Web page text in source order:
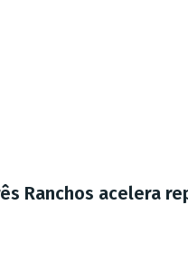
Ranchos acelera